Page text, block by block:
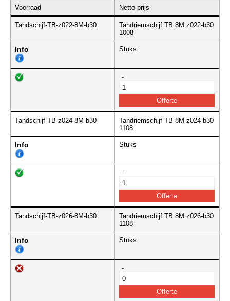
Voorraad Netto prijs
Tandschijf-TB-z022-8M-b30
Tandriemschijf TB 8M z022-b30
1008
Info Stuks
-
Tandschijf-TB-z024-8M-b30
Tandriemschijf TB 8M z024-b30
1108
Info Stuks
-
Tandschijf-TB-z026-8M-b30
Tandriemschijf TB 8M z026-b30
1108
Info Stuks
-